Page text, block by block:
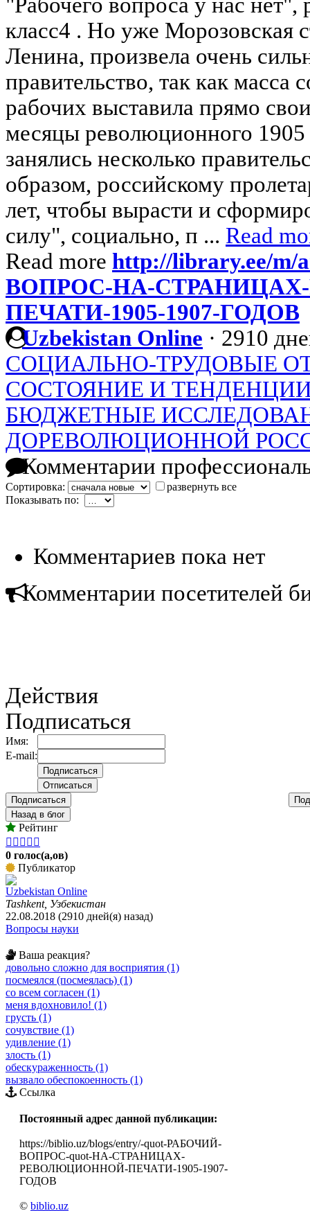
"Рабочего вопроса у нас
класс4 . Но уже Морозовская
Ленина, произвела очень
правительство, так как
рабочих выставила прямо
месяцы революционного
занялись несколько
образом, российскому
лет, чтобы вырасти и
силу", социально, п ... Read
Read more http://library.ee/
ВОПРОС-НА-
ПЕЧАТИ-1905-1907-ГОДОВ
Uzbekistan Online · 2910
СОЦИАЛЬНО-ТРУДОВЫЕ
СОСТОЯНИЕ И
БЮДЖЕТНЫЕ
ДОРЕВОЛЮЦИОННОЙ
Комментарии
Сортировка:
развернуть все
Показывать по:
Комментариев пока нет
Комментарии посетителей
Действия
Подписаться
Имя:
E-mail:
Подписаться
Назад в блог
Рейтинг
    
0 голос(а,ов)
Публикатор
Uzbekistan Online
Tashkent, Узбекистан
22.08.2018 (2910 дней(я) назад)
Вопросы науки
Ваша реакция?
довольно сложно для восприятия (1)
посмеялся (посмеялась) (1)
со всем согласен (1)
меня вдохновило! (1)
грусть (1)
сочувствие (1)
удивление (1)
злость (1)
обескураженность (1)
вызвало обеспокоенность (1)
Ссылка
Постоянный адрес данной публикации:
https://biblio.uz/blogs/entry/-quot-РАБОЧИЙ-
ВОПРОС-quot-НА-СТРАНИЦАХ-
РЕВОЛЮЦИОННОЙ-ПЕЧАТИ-1905-1907-
ГОДОВ
© biblio.uz